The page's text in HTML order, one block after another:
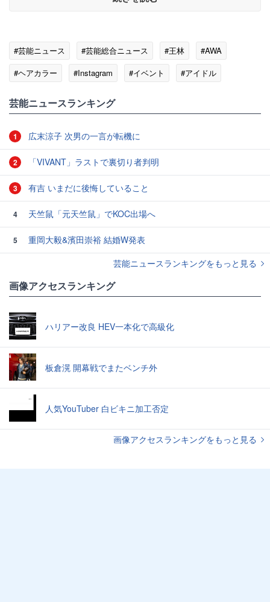
#芸能ニュース #芸能総合ニュース #王林
#AWA
#ヘアカラー
#Instagram #イベント
#アイドル
芸能ニュースランキング
1 広末涼子 次男の一言が転機に
2 「VIVANT」ラストで裏切り者判明
3 有吉 いまだに後悔していること
4 天竺鼠「元天竺鼠」でKOC出場へ
5
重岡大毅&濱田崇裕 結婚W発表
芸能ニュースランキングをもっと見る
画像アクセスランキング
ハリアー改良 HEV一本化で高級化
板倉滉 開幕戦でまたベンチ外
人気YouTuber 白ビキニ加工否定
画像アクセスランキングをもっと見る